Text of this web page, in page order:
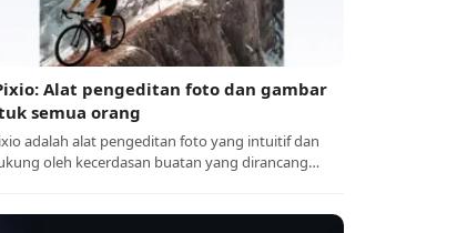
Alat pengeditan foto dan gambar
semua orang
adalah alat pengeditan foto yang intuitif dan
oleh kecerdasan buatan yang dirancang…